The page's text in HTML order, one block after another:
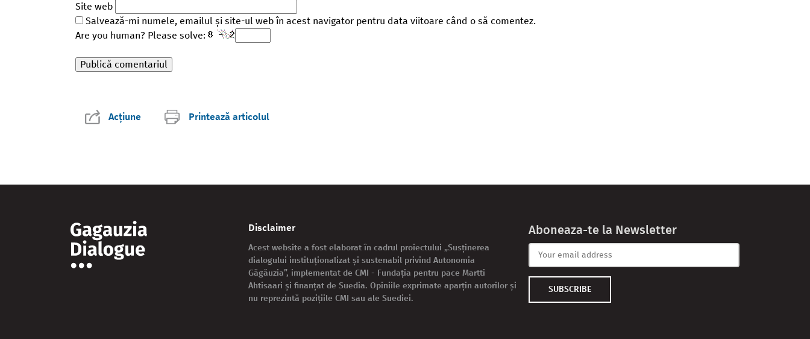
Site web
Salvează-mi numele, emailul și site-ul web în acest navigator pentru data viitoare când o să comentez.
Are you human? Please solve:
Acțiune Printează articolul
Disclaimer
Acest website a fost elaborat în cadrul proiectului „Susținerea
dialogului instituționalizat și sustenabil privind Autonomia
Găgăuzia”, implementat de CMI - Fundația pentru pace Martti
Ahtisaari și finanțat de Suedia. Opiniile exprimate aparțin autorilor și
nu reprezintă pozițiile CMI sau ale Suediei.
Aboneaza-te la Newsletter
SUBSCRIBE